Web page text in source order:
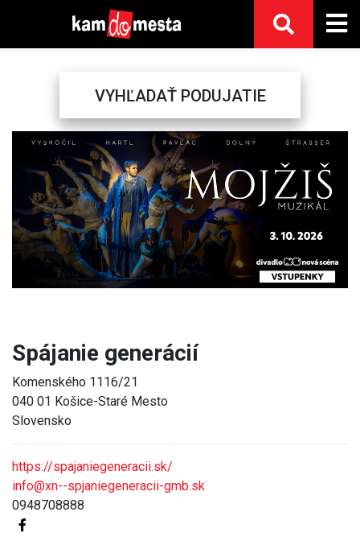
VYHĽADAŤ PODUJATIE
Previous
Spájanie generácií
Komenského 1116/21
040 01 Košice-Staré Mesto
Slovensko
https://spajaniegeneracii.sk/
info@xn--spjaniegeneracii-gmb.sk
0948708888